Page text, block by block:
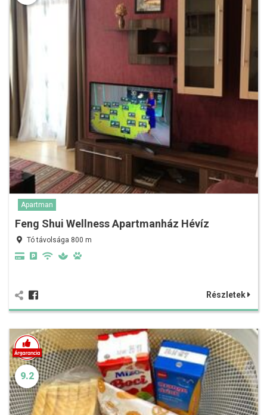
Apartman
Feng Shui Wellness Apartmanház Hévíz
Tó távolsága 800 m
Részletek
9.2